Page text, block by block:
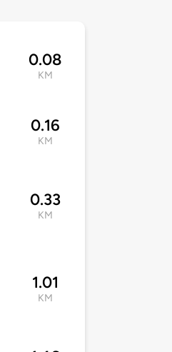
0.08
KM
0.16
KM
0.33
KM
1.01
KM